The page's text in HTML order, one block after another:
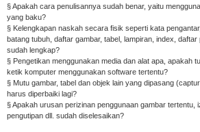
§ Apakah cara penulisannya sudah benar, yaitu
yang baku?
§ Kelengkapan naskah secara fisik seperti kata
batang tubuh, daftar gambar, tabel, lampiran, index,
sudah lengkap?
§ Pengetikan menggunakan media dan alat apa, apakah
ketik komputer menggunakan software tertentu?
§ Mutu gambar, tabel dan objek lain yang dipasang
harus diperbaiki lagi?
§ Apakah urusan perizinan penggunaan gambar tertentu,
pengutipan dll. sudah diselesaikan?